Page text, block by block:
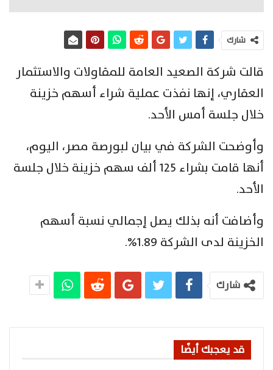
شارك
قالت شركة الصعيد العامة للمقاولات والاستثمار
العقاري، إنها نفذت عملية شراء أسهم خزينة
خلال جلسة أمس الأحد.
وأوضحت الشركة في بيان لبورصة مصر، اليوم،
أنها قامت بشراء 125 ألف سهم خزينة خلال جلسة
الأحد.
وأضافت أنه بذلك يصل إجمالي نسبة أسهم
الخزينة لدى الشركة 1.89%.
شارك
قد يعجبك أيضًا